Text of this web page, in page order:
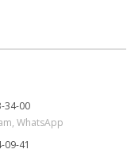
34-00
WhatsApp
09-41